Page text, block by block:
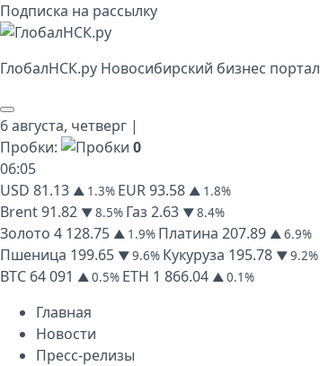
Подписка на рассылку
ГлобалНСК.py Новосибирский бизнес портал
6 августа, четверг |
Пробки:
0
06:05
USD 81.13 ▲ 1.3% EUR93.58 ▲ 1.8%
Brent91.82 ▼ 8.5% Газ 2.63 ▼ 8.4%
Золото 4 128.75 ▲ 1.9% Платина 207.89 ▲ 6.9%
Пшеница 199.65 ▼ 9.6% Кукуруза 195.78 ▼ 9.2%
BTC 64 091 ▲ 0.5% ETH 1 866.04 ▲ 0.1%
Главная
Новости
Пресс-релизы